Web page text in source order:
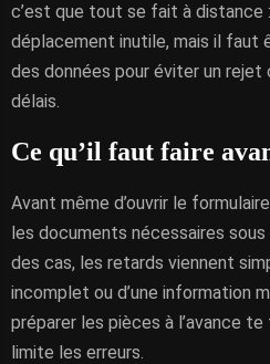
c’est que tout se fait à distance
déplacement inutile, mais il faut
des données pour éviter un rejet
délais.
Ce qu’il faut faire
Avant même d’ouvrir le
les documents nécessaires sous
des cas, les retards viennent
incomplet ou d’une information
préparer les pièces à l’avance
limite les erreurs.